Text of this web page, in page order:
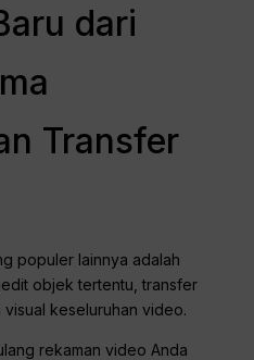
dari
Transfer
populer lainnya adalah
objek tertentu, transfer
keseluruhan video.
rekaman video Anda